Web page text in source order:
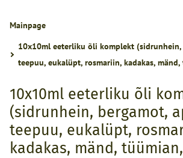
Mainpage
10x10ml eeterliku õli komplekt (sidrunhein,
teepuu, eukalüpt, rosmariin, kadakas,
10x10ml eeterliku õli
(sidrunhein, bergamot,
teepuu, eukalüpt,
kadakas, mänd,